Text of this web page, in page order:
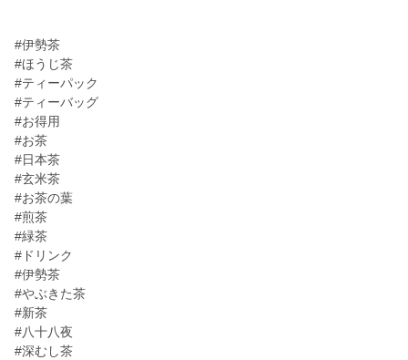
#伊勢茶
#ほうじ茶
#ティーパック
#ティーバッグ
#お得用
#お茶
#日本茶
#玄米茶
#お茶の葉
#煎茶
#緑茶
#ドリンク
#伊勢茶
#やぶきた茶
#新茶
#八十八夜
#深むし茶